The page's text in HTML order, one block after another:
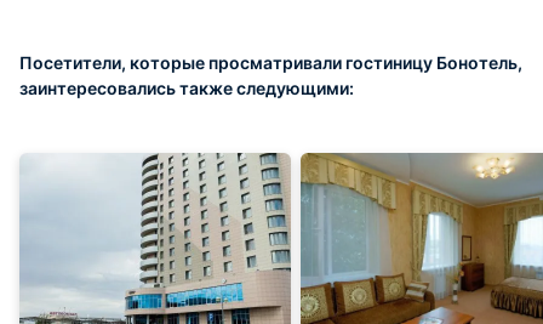
Посетители, которые просматривали гостиницу Бонотель,
заинтересовались также следующими: